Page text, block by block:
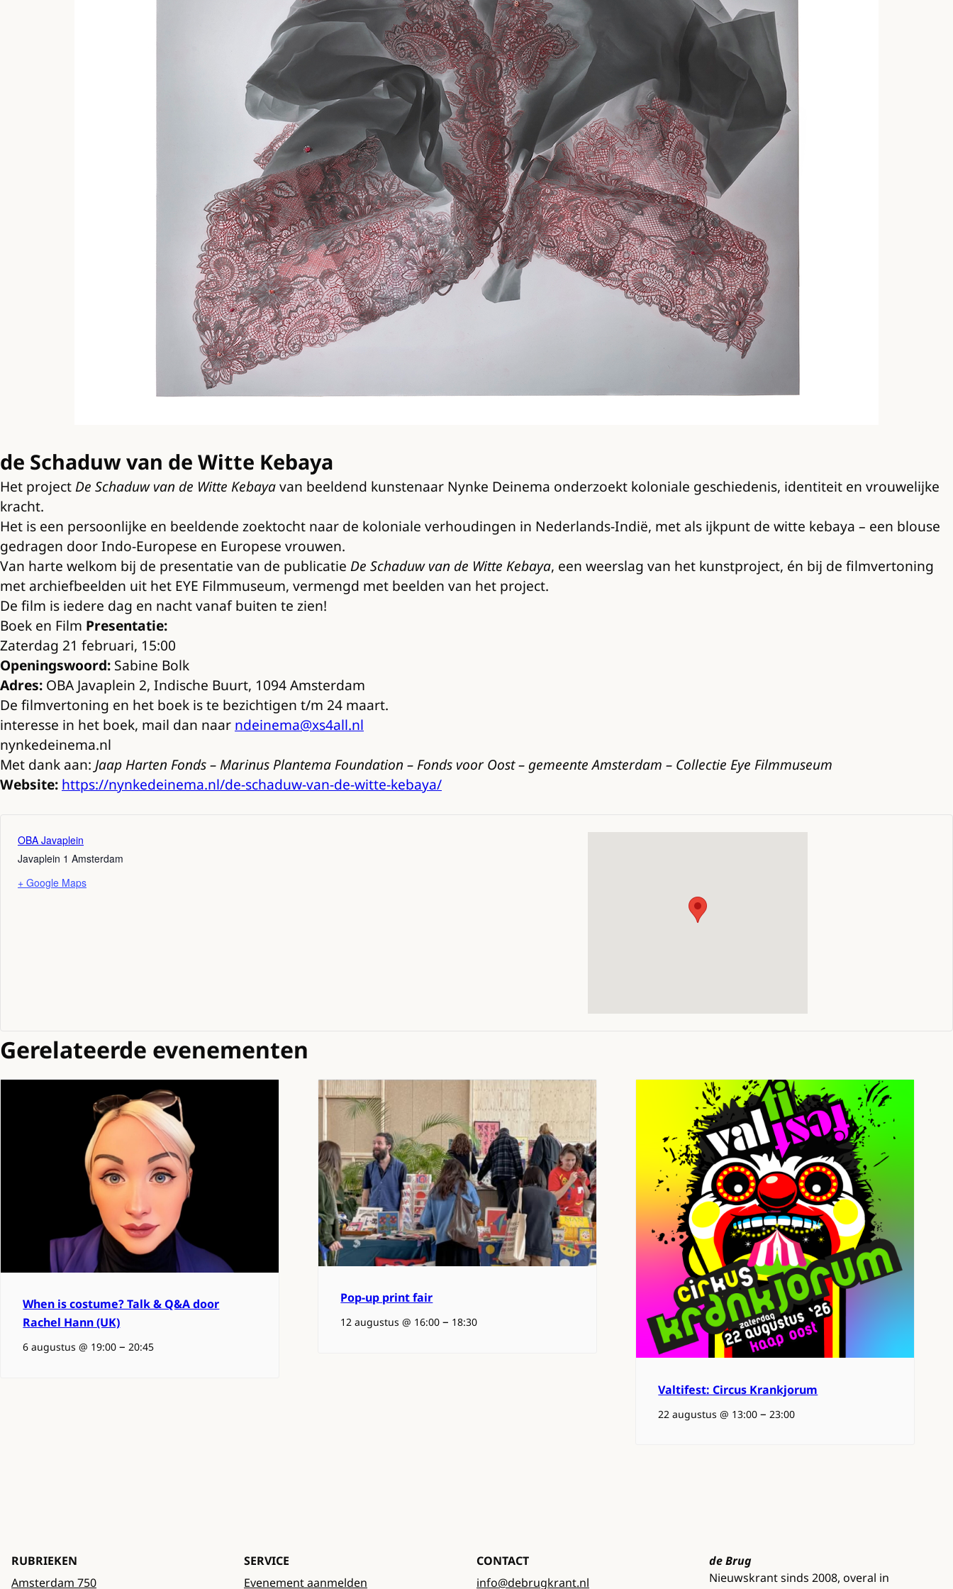
de Schaduw van de Witte Kebaya
Het projectDe Schaduw van de Witte Kebayavan beeldend kunstenaar Nynke Deinema onderzoekt koloniale geschiedenis, identiteit en vrouwelijke
kracht.
Het is een persoonlijke en beeldende zoektocht naar de koloniale verhoudingen in Nederlands-Indië, met als ijkpunt de witte kebaya – een blouse
gedragen door Indo-Europese en Europese vrouwen.
Van harte welkom bij de presentatie van de publicatie De Schaduw van de Witte Kebaya, een weerslag van het kunstproject, én bij de filmvertoning
met archiefbeelden uit het EYE Filmmuseum, vermengd met beelden van het project.
De film is iedere dag en nacht vanaf buiten te zien!
Boek en Film Presentatie:
Zaterdag 21 februari, 15:00
Openingswoord: Sabine Bolk
Adres: OBA Javaplein 2, Indische Buurt, 1094 Amsterdam
De filmvertoning en het boek is te bezichtigen t/m 24 maart.
interesse in het boek, mail dan naar ndeinema@xs4all.nl
nynkedeinema.nl
Met dank aan: Jaap Harten Fonds – Marinus Plantema Foundation – Fonds voor Oost – gemeente Amsterdam – Collectie Eye Filmmuseum
Website: https://nynkedeinema.nl/de-schaduw-van-de-witte-kebaya/
OBA Javaplein
Javaplein 1 Amsterdam
+ Google Maps
Gerelateerde evenementen
When is costume? Talk & Q&A door
Rachel Hann (UK)
6 augustus @ 19:00 –20:45
Pop-up print fair
12 augustus @ 16:00 – 18:30
Valtifest: Circus Krankjorum
22 augustus @ 13:00 –23:00
RUBRIEKEN
Amsterdam 750
SERVICE
Evenement aanmelden
CONTACT
info@debrugkrant.nl
de Brug
Nieuwskrant sinds 2008, overal in